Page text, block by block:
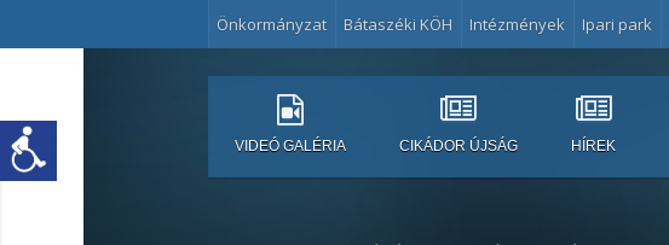
Önkormányzat Bátaszéki KÖH Intézmények Ipari park
VIDEÓ GALÉRIA CIKÁDOR ÚJSÁG HÍREK